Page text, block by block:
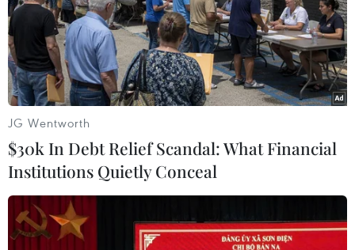
JG Wentworth
$30k In Debt Relief Scandal: What Financial
Institutions Quietly Conceal